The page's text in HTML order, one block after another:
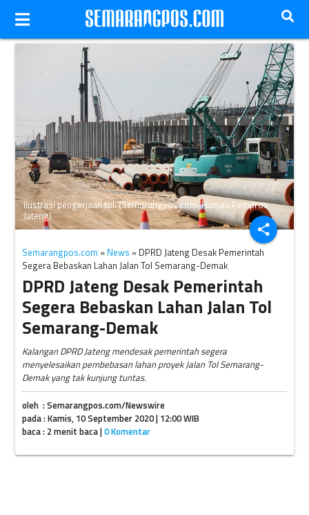
share
Ilustrasi pengerjaan tol. (Semarangpos.com-Humas Pemprov
Jateng)
Semarangpos.com » News » DPRD Jateng Desak Pemerintah
Segera Bebaskan Lahan Jalan Tol Semarang-Demak
DPRD Jateng Desak Pemerintah
Segera Bebaskan Lahan Jalan Tol
Semarang-Demak
Kalangan DPRD Jateng mendesak pemerintah segera
menyelesaikan pembebasan lahan proyek Jalan Tol Semarang-
Demak yang tak kunjung tuntas.
oleh : Semarangpos.com/Newswire
pada : Kamis, 10 September 2020 | 12:00 WIB
baca : 2 menit baca |0 Komentar